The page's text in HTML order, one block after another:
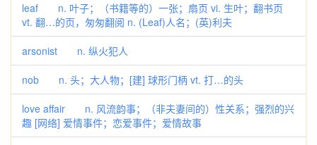
leaf n. 叶子；（书籍等的）一张；扇页 vi. 生叶；翻书页
vt. 翻…的页，匆匆翻阅 n. (Leaf)人名；(英)利夫
arsonist n. 纵火犯人
nob n. 头；大人物；[建] 球形门柄 vt. 打…的头
love affair n. 风流韵事；（非夫妻间的）性关系；强烈的兴
趣 [网络] 爱情事件；恋爱事件；爱情故事